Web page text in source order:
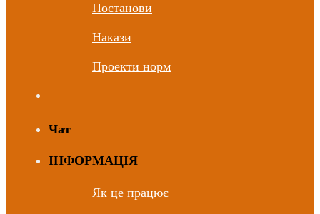
Постанови
Накази
Проекти норм
Чат
ІНФОРМАЦІЯ
Як це працює